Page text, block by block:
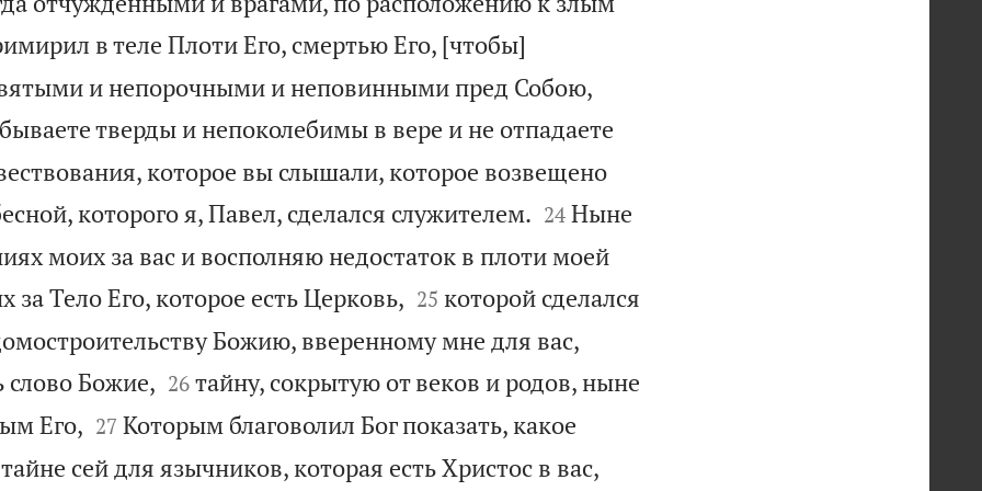
в теле Плоти Его, смертью Его, [чтобы]
и непорочными и неповинными пред Собою,
тверды и непоколебимы в вере и не отпадаете
которое вы слышали, которое возвещено
которого я, Павел, сделался служителем.
24 Ныне
моих за вас и восполняю недостаток в плоти моей
за Тело Его, которое есть Церковь,
25 которой сделался
Божию, вверенному мне для вас,
Божие,
26 тайну, сокрытую от веков и родов, ныне
Его,
27 Которым благоволил Бог показать, какое
сей для язычников, которая есть Христос в вас,